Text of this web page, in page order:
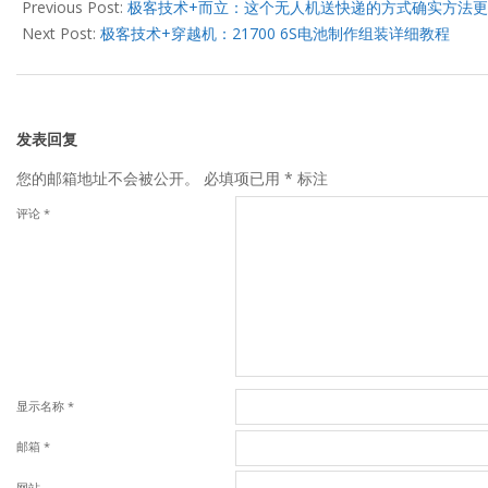
03-
21
Previous Post: 极客技术+而立：这个无人机送快递的方式确实方法
Next Post: 极客技术+穿越机：21700 6S电池制作组装详细教程
发表回复
您的邮箱地址不会被公开。
必填项已用 * 标注
评论 *
显示名称 *
邮箱 *